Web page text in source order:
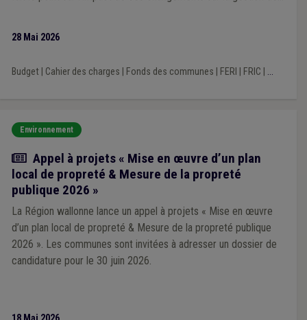
28 Mai 2026
Budget| Cahier des charges Fonds des communes FERI FRIC ...
Environnement
Actualité
Appel à projets « Mise en œuvre d’un plan
local de propreté & Mesure de la propreté
publique 2026 »
La Région wallonne lance un appel à projets « Mise en œuvre
d’un plan local de propreté & Mesure de la propreté publique
2026 ». Les communes sont invitées à adresser un dossier de
candidature pour le 30 juin 2026.